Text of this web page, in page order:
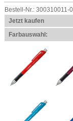
Bestell-Nr.: 300310011-
Jetzt kaufen
Farbauswahl: